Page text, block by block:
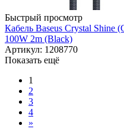
Быстрый просмотр
Кабель Baseus Crystal Shine
100W 2m (Black)
Артикул: 1208770
Показать ещё
1
2
3
4
»